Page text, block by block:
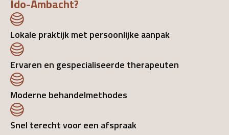
Ido-Ambacht?
Lokale praktijk met persoonlijke aanpak
Ervaren en gespecialiseerde therapeuten
Moderne behandelmethodes
Snel terecht voor een afspraak